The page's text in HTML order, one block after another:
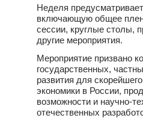
Неделя
включающую общее
сессии, круглые столы,
другие мероприятия.
Мероприятие призвано
государственных,
развития для
экономики в России,
возможности и научно-
отечественных